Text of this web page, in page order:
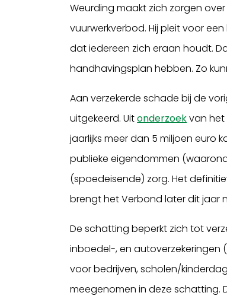
Weurding maakt zich zorgen
vuurwerkverbod. Hij pleit voor
dat iedereen zich eraan houdt.
handhavingsplan hebben. Zo
Aan verzekerde schade bij de
uitgekeerd. Uitonderzoekvan het
jaarlijks meer dan 5 miljoen euro
publieke eigendommen
(spoedeisende) zorg. Het
brengt het Verbond later dit jaar
De schatting beperkt zich tot
inboedel-, en autoverzekeringen
voor bedrijven, scholen/
meegenomen in deze schatting.